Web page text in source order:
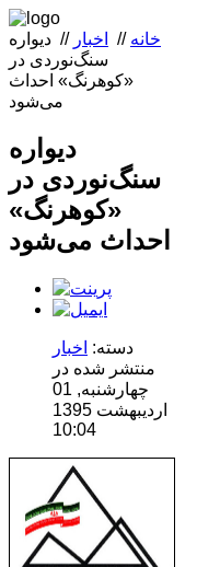
خانه // اخبار // دیواره
سنگ‌نوردی در
«کوهرنگ» احداث
می‌شود
دیواره
سنگ‌نوردی در
«کوهرنگ»
احداث می‌شود
دسته: اخبار
منتشر شده در
چهارشنبه, 01
ارديبهشت 1395
10:04